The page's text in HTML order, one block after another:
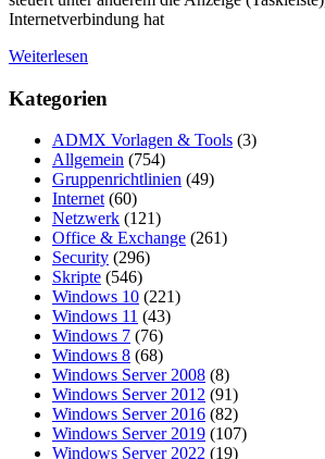
Internetverbindung hat
Weiterlesen
Kategorien
ADMX Vorlagen & Tools (3)
Allgemein (754)
Gruppenrichtlinien (49)
Internet(60)
Netzwerk (121)
Office & Exchange (261)
Security (296)
Skripte (546)
Windows 10 (221)
Windows 11 (43)
Windows 7 (76)
Windows 8 (68)
Windows Server 2008 (8)
Windows Server 2012 (91)
Windows Server 2016 (82)
Windows Server 2019 (107)
Windows Server 2022 (19)